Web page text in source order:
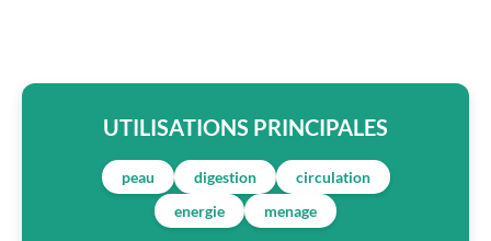
UTILISATIONS PRINCIPALES
peau digestion
circulation
energie
menage